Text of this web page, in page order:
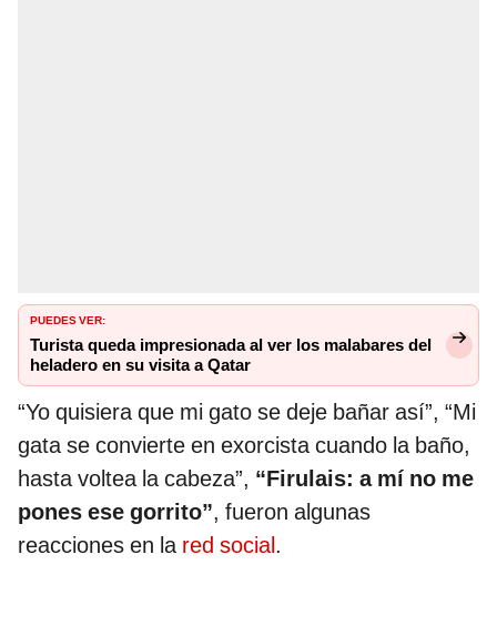
PUEDES VER:
Turista queda impresionada al ver los malabares del
heladero en su visita a Qatar
“Yo quisiera que mi gato se deje bañar así”, “Mi
gata se convierte en exorcista cuando la baño,
hasta voltea la cabeza”, “Firulais: a mí no me
pones ese gorrito”, fueron algunas
reacciones en la red social.